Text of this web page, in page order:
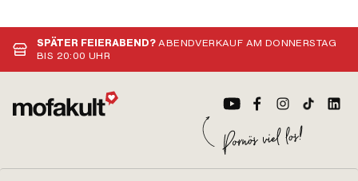
SPÄTER FEIERABEND?ABENDVERKAUF AM DONNERSTAG
BIS 20:00 UHR